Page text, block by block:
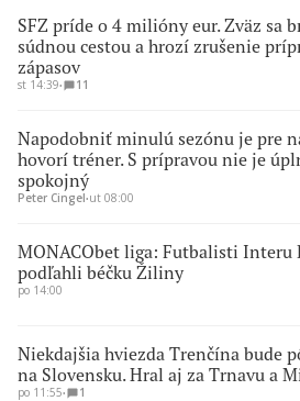
SFZ príde o 4 milióny eur. Zväz sa
súdnou cestou a hrozí zrušenie
zápasov
st 14:39∙ 11
Napodobniť minulú sezónu je pre
hovorí tréner. S prípravou nie je
spokojný
Peter Cingel∙ut 08:00
MONACObet liga: Futbalisti Interu
podľahli béčku Žiliny
po 14:00
Niekdajšia hviezda Trenčína bude
na Slovensku. Hral aj za Trnavu a
po 11:55∙ 1